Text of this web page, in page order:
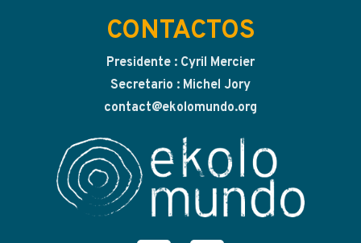
CONTACTOS
Presidente : Cyril Mercier
Secretario : Michel Jory
contact@ekolomundo.org